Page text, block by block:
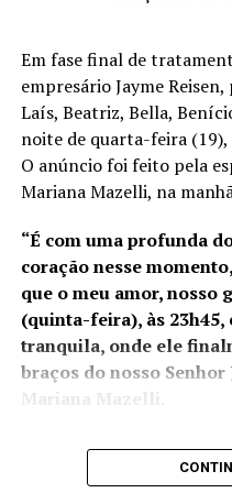
Branco Monteiro] e todos
Executivo, e desejo sorte
Ser vereador em Silva
vereadores com carinho
entendam a função do
gente pede pra resolver.
para os cinco vereadores
Claudinho de Ivo disse
Espírito
novos
em
da
início de
2025. No
portos
bilhões em
possível
Alfândega
Janeiro
prejuízos à
Em fase final de
empresário Jayme
Laís, Beatriz, Bella,
noite de quarta-feira (19),
O anúncio foi feito pela
Mariana Mazelli, na
“É com uma profunda
coração nesse
que o meu amor, nosso
(quinta-feira), às 23h45,
tranquila, onde ele
braços do nosso Senhor
Mariana Mazelli.
Jayme estava em fase